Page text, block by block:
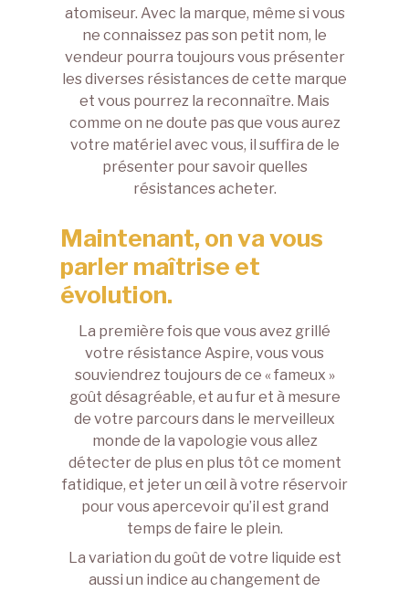
atomiseur. Avec la marque, même si vous
ne connaissez pas son petit nom, le
vendeur pourra toujours vous présenter
les diverses résistances de cette marque
et vous pourrez la reconnaître. Mais
comme on ne doute pas que vous aurez
votre matériel avec vous, il suffira de le
présenter pour savoir quelles
résistances acheter.
Maintenant, on va vous
parler maîtrise et
évolution.
La première fois que vous avez grillé
votre résistance Aspire, vous vous
souviendrez toujours de ce « fameux »
goût désagréable, et au fur et à mesure
de votre parcours dans le merveilleux
monde de la vapologie vous allez
détecter de plus en plus tôt ce moment
fatidique, et jeter un œil à votre réservoir
pour vous apercevoir qu’il est grand
temps de faire le plein.
La variation du goût de votre liquide est
aussi un indice au changement de